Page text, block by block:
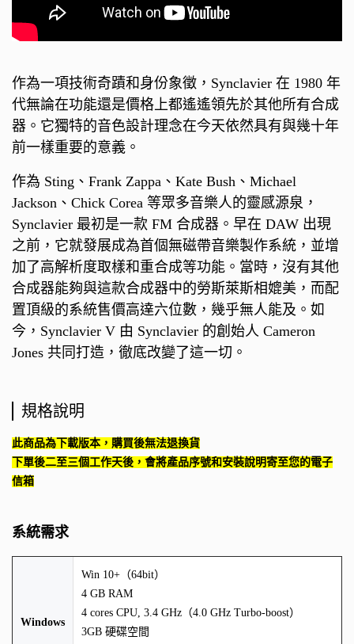
作為一項技術奇蹟和身份象徵，Synclavier 在 1980 年
代無論在功能還是價格上都遙遙領先於其他所有合成
器。它獨特的音色設計理念在今天依然具有與幾十年
前一樣重要的意義。
作為 Sting、Frank Zappa、Kate Bush、Michael
Jackson、Chick Corea 等眾多音樂人的靈感源泉，
Synclavier 最初是一款 FM 合成器。早在 DAW 出現
之前，它就發展成為首個無磁帶音樂製作系統，並增
加了高解析度取樣和重合成等功能。當時，沒有其他
合成器能夠與這款合成器中的勞斯萊斯相媲美，而配
置頂級的系統售價高達六位數，幾乎無人能及。如
今，Synclavier V 由 Synclavier 的創始人 Cameron
Jones 共同打造，徹底改變了這一切。
規格說明
此商品為下載版本，購買後無法退換貨
下單後二至三個工作天後，會將產品序號和安裝說明寄至您的電子
信箱
系統需求
Windows
Win 10+（64bit）
4 GB RAM
4 cores CPU, 3.4 GHz（4.0 GHz Turbo-boost）
3GB 硬碟空間